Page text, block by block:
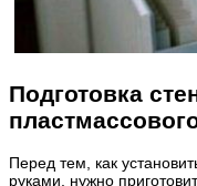
Подготовка
Перед тем, как
руками, нужно